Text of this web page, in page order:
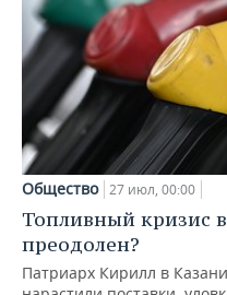
Общество 27 июл, 00:00
Топливный кризис
преодолен?
Патриарх Кирилл в